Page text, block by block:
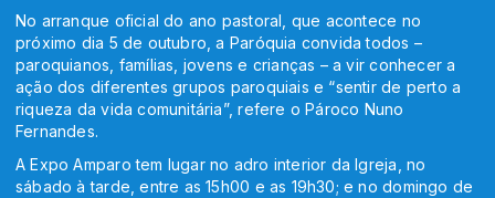
No arranque oficial do ano pastoral, que acontece no
próximo dia 5 de outubro, a Paróquia convida todos –
paroquianos, famílias, jovens e crianças – a vir conhecer a
ação dos diferentes grupos paroquiais e “sentir de perto a
riqueza da vida comunitária”, refere o Pároco Nuno
Fernandes.
A Expo Amparo tem lugar no adro interior da Igreja, no
sábado à tarde, entre as 15h00 e as 19h30; e no domingo de